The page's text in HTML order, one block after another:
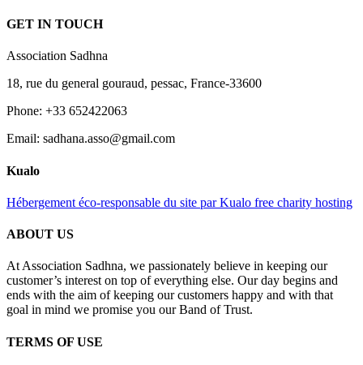
GET IN TOUCH
Association Sadhna
18, rue du general gouraud, pessac, France-33600
Phone: +33 652422063
Email: sadhana.asso@gmail.com
Kualo
Hébergement éco-responsable du site par Kualo free charity hosting
ABOUT US
At Association Sadhna, we passionately believe in keeping our
customer’s interest on top of everything else. Our day begins and
ends with the aim of keeping our customers happy and with that
goal in mind we promise you our Band of Trust.
TERMS OF USE